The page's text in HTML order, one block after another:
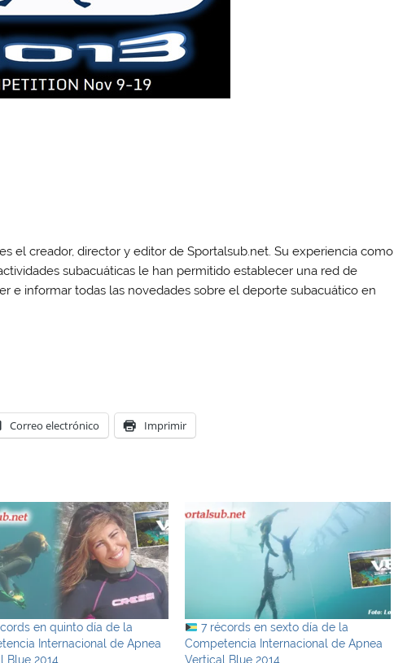
el creador, director y editor de Sportalsub.net. Su experiencia como
subacuáticas le han permitido establecer una red de
e informar todas las novedades sobre el deporte subacuático en
Correo electrónico Imprimir
en quinto día de la
Internacional de Apnea
Blue 2014
7 récords en sexto día de la
Competencia Internacional de Apnea
Vertical Blue 2014